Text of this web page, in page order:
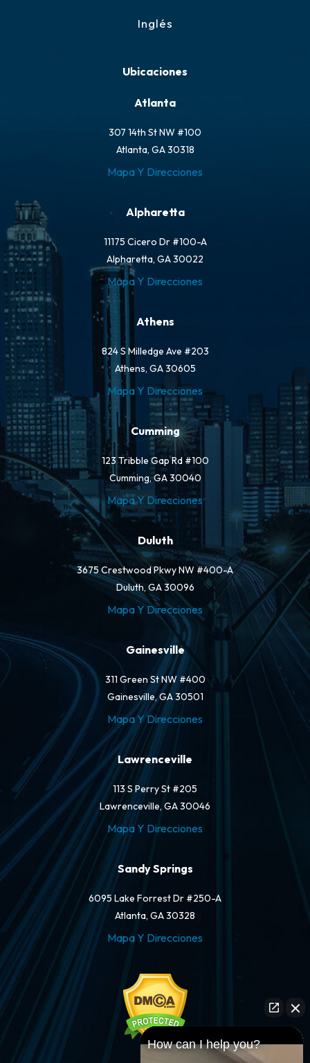
Inglés
Ubicaciones
Atlanta
307 14th St NW #100
Atlanta, GA 30318
Mapa Y Direcciones
Alpharetta
11175 Cicero Dr #100-A
Alpharetta, GA 30022
Mapa Y Direcciones
Athens
824 S Milledge Ave #203
Athens, GA 30605
Mapa Y Direcciones
Cumming
123 Tribble Gap Rd #100
Cumming, GA 30040
Mapa Y Direcciones
Duluth
3675 Crestwood Pkwy NW #400-A
Duluth, GA 30096
Mapa Y Direcciones
Gainesville
311 Green St NW #400
Gainesville, GA 30501
Mapa Y Direcciones
Lawrenceville
113 S Perry St #205
Lawrenceville, GA 30046
Mapa Y Direcciones
Sandy Springs
6095 Lake Forrest Dr #250-A
Atlanta, GA 30328
Mapa Y Direcciones
How can I help you?